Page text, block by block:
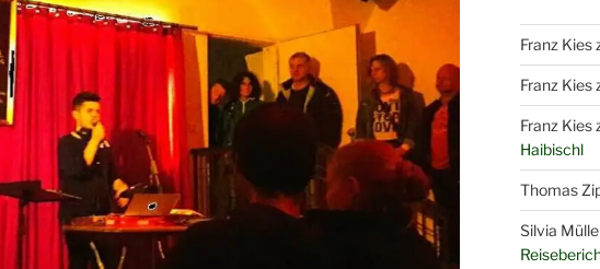
Franz Kies
Franz Kies
Franz Kies
Haibischl
Thomas
Silvia